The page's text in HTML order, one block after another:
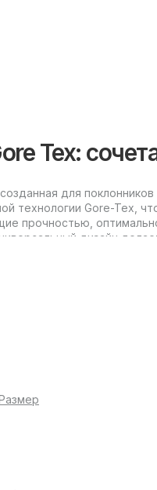
Tex:
для
Gore-Tex,
прочностью,
дизайн
и